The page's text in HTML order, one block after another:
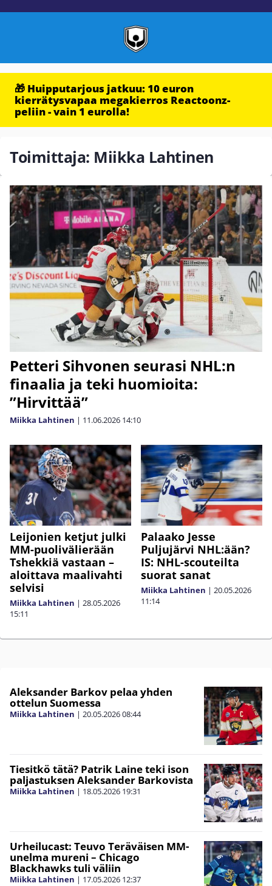
🎁 Huipputarjous jatkuu: 10 euron
kierrätysvapaa megakierros Reactoonz-
peliin - vain 1 eurolla!
Toimittaja: Miikka Lahtinen
Petteri Sihvonen seurasi NHL:n
finaalia ja teki huomioita:
”Hirvittää”
Miikka Lahtinen | 11.06.2026 14:10
Leijonien ketjut julki
MM-puolivälierään
Tshekkiä vastaan –
aloittava maalivahti
selvisi
Miikka Lahtinen | 28.05.2026
15:11
Palaako Jesse
Puljujärvi NHL:ään?
IS: NHL-scouteilta
suorat sanat
Miikka Lahtinen | 20.05.2026
11:14
Aleksander Barkov pelaa yhden
ottelun Suomessa
Miikka Lahtinen | 20.05.202608:44
Tiesitkö tätä? Patrik Laine teki ison
paljastuksen Aleksander Barkovista
Miikka Lahtinen | 18.05.2026 19:31
Urheilucast: Teuvo Teräväisen MM-
unelma mureni – Chicago
Blackhawks tuli väliin
Miikka Lahtinen | 17.05.2026 12:37